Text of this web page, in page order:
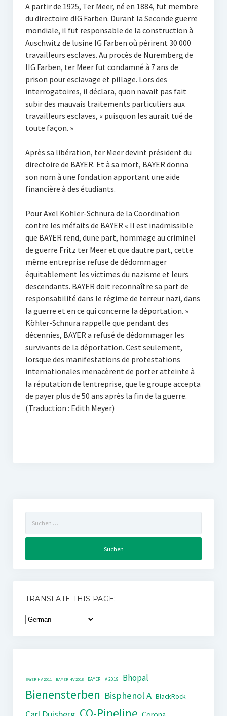
A partir de 1925, Ter Meer, né en 1884, fut membre
du directoire dIG Farben. Durant la Seconde guerre
mondiale, il fut responsable de la construction à
Auschwitz de lusine IG Farben où périrent 30 000
travailleurs esclaves. Au procès de Nuremberg de
lIG Farben, ter Meer fut condamné à 7 ans de
prison pour esclavage et pillage. Lors des
interrogatoires, il déclara, quon navait pas fait
subir des mauvais traitements particuliers aux
travailleurs esclaves, « puisquon les aurait tué de
toute façon. »
Après sa libération, ter Meer devint président du
directoire de BAYER. Et à sa mort, BAYER donna
son nom à une fondation apportant une aide
financière à des étudiants.
Pour Axel Köhler-Schnura de la Coordination
contre les méfaits de BAYER « Il est inadmissible
que BAYER rend, dune part, hommage au criminel
de guerre Fritz ter Meer et que dautre part, cette
même entreprise refuse de dédommager
équitablement les victimes du nazisme et leurs
descendants. BAYER doit reconnaître sa part de
responsabilité dans le régime de terreur nazi, dans
la guerre et en ce qui concerne la déportation. »
Köhler-Schnura rappelle que pendant des
décennies, BAYER a refusé de dédommager les
survivants de la déportation. Cest seulement,
lorsque des manifestations de protestations
internationales menacèrent de porter atteinte à
la réputation de lentreprise, que le groupe accepta
de payer plus de 50 ans après la fin de la guerre.
(Traduction : Edith Meyer)
nach:
TRANSLATE THIS PAGE:
BAYER HV 2011 BAYER HV 2018 BAYER HV 2019 Bhopal
Bienensterben Bisphenol A BlackRock